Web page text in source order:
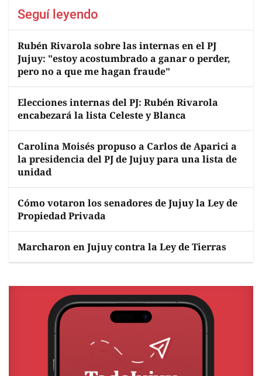
Seguí leyendo
Rubén Rivarola sobre las internas en el PJ
Jujuy: "estoy acostumbrado a ganar o perder,
pero no a que me hagan fraude"
Elecciones internas del PJ: Rubén Rivarola
encabezará la lista Celeste y Blanca
Carolina Moisés propuso a Carlos de Aparici a
la presidencia del PJ de Jujuy para una lista de
unidad
Cómo votaron los senadores de Jujuy la Ley de
Propiedad Privada
Marcharon en Jujuy contra la Ley de Tierras